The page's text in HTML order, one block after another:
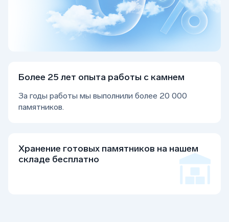
Более 25 лет опыта работы с камнем
За годы работы мы выполнили более 20 000
памятников.
Хранение готовых памятников на нашем
складе бесплатно